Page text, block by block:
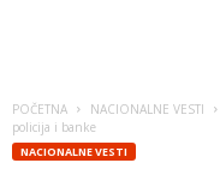
POČETNA NACIONALNE VESTI
policija i banke
NACIONALNE VESTI